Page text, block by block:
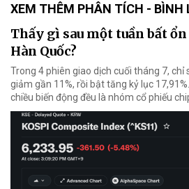
XEM THÊM PHÂN TÍCH - BÌNH
Thấy gì sau một tuần bất
Hàn Quốc?
Trong 4 phiên giao dịch cuối tháng 7, chỉ
giảm gần 11%, rồi bật tăng kỷ lục
chiều biến động đều là nhóm cổ phiếu